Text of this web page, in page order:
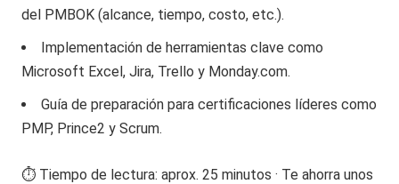
del PMBOK (alcance, tiempo, costo, etc.).
Implementación de herramientas clave como
Microsoft Excel, Jira, Trello y Monday.com.
Guía de preparación para certificaciones líderes como
PMP, Prince2 y Scrum.
⏱️ Tiempo de lectura: aprox. 25 minutos · Te ahorra unos